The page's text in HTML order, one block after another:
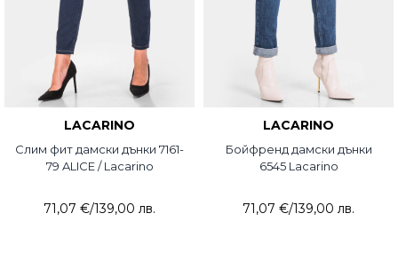
LACARINO
Слим фит дамски дънки 7161-
79 ALICE / Lacarino
71,07 €/139,00 лв.
LACARINO
Бойфренд дамски дънки
6545 Lacarino
71,07 €/139,00 лв.